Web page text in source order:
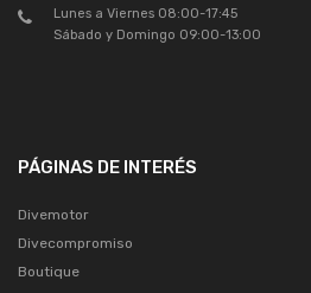
Lunes a Viernes 08:00-17:45
Sábado y Domingo 09:00-13:00
PÁGINAS DE INTERÉS
Divemotor
Divecompromiso
Boutique